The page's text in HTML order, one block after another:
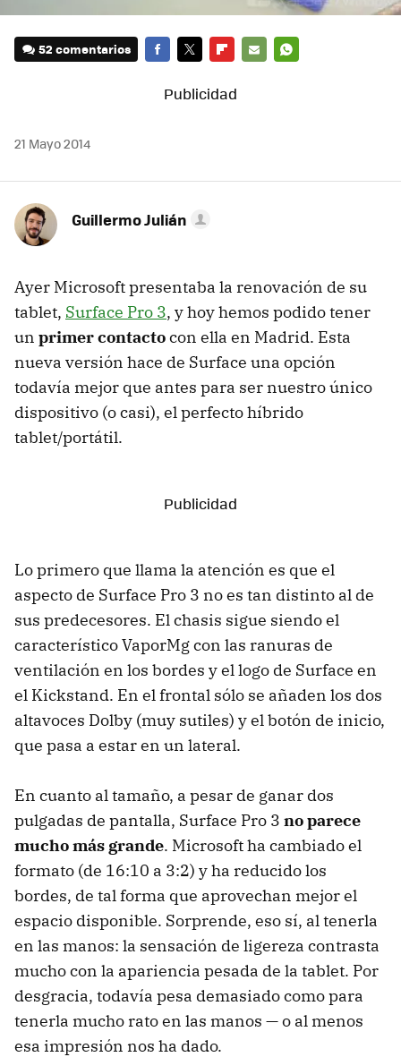
52 comentarios
21 Mayo 2014
Guillermo Julián
Ayer Microsoft presentaba la renovación de su
tablet, Surface Pro 3, y hoy hemos podido tener
un primer contactocon ella en Madrid. Esta
nueva versión hace de Surface una opción
todavía mejor que antes para ser nuestro único
dispositivo (o casi), el perfecto híbrido
tablet/portátil.
Lo primero que llama la atención es que el
aspecto de Surface Pro 3 no es tan distinto al de
sus predecesores. El chasis sigue siendo el
característico VaporMg con las ranuras de
ventilación en los bordes y el logo de Surface en
el Kickstand. En el frontal sólo se añaden los dos
altavoces Dolby (muy sutiles) y el botón de inicio,
que pasa a estar en un lateral.
En cuanto al tamaño, a pesar de ganar dos
pulgadas de pantalla, Surface Pro 3 no parece
mucho más grande. Microsoft ha cambiado el
formato (de 16:10 a 3:2) y ha reducido los
bordes, de tal forma que aprovechan mejor el
espacio disponible. Sorprende, eso sí, al tenerla
en las manos: la sensación de ligereza contrasta
mucho con la apariencia pesada de la tablet. Por
desgracia, todavía pesa demasiado como para
tenerla mucho rato en las manos — o al menos
esa impresión nos ha dado.